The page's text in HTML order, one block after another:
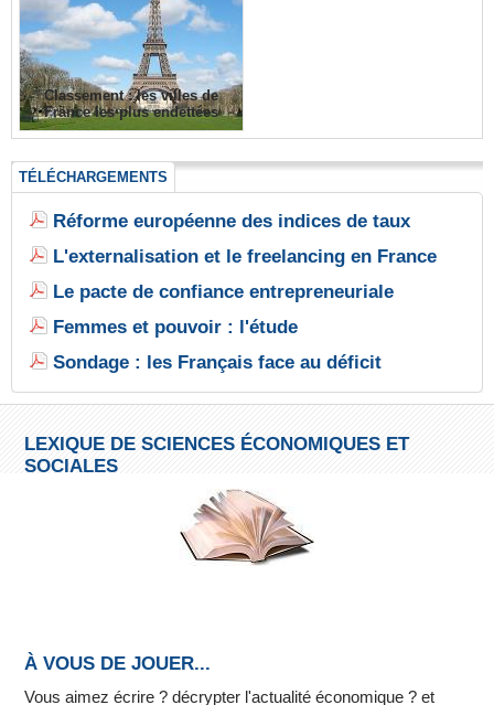
Classement : les villes de
France les plus endettées
TÉLÉCHARGEMENTS
Réforme européenne des indices de taux
L'externalisation et le freelancing en France
Le pacte de confiance entrepreneuriale
Femmes et pouvoir : l'étude
Sondage : les Français face au déficit
LEXIQUE DE SCIENCES ÉCONOMIQUES ET
SOCIALES
À VOUS DE JOUER...
Vous aimez écrire ? décrypter l'actualité économique ? et